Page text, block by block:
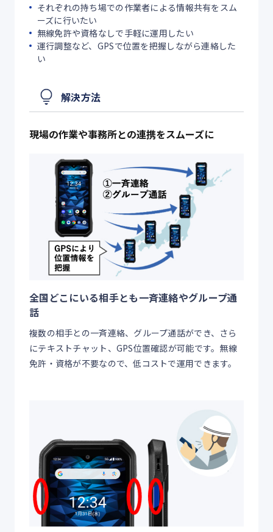
それぞれの持ち場での作業者による情報共有をスム
ーズに行いたい
無線免許や資格なしで手軽に運用したい
運行調整など、GPSで位置を把握しながら連絡した
い
解決方法
現場の作業や事務所との連携をスムーズに
全国どこにいる相手とも一斉連絡やグループ通
話
複数の相手との一斉連絡、グループ通話ができ、さら
にテキストチャット、GPS位置確認が可能です。無線
免許・資格が不要なので、低コストで運用できます。